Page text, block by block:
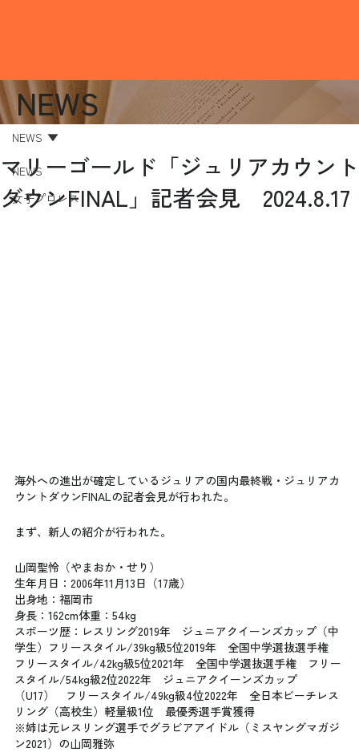
NEWS
女子プロレス
NEWS
マリーゴールド「ジュリアカウント
ダウンFINAL」記者会見 2024.8.17
海外への進出が確定しているジュリアの国内最終戦・ジュリアカ
ウントダウンFINALの記者会見が行われた。
まず、新人の紹介が行われた。
山岡聖怜（やまおか・せり）
生年月日：2006年11月13日（17歳）
出身地：福岡市
身長：162cm体重：54kg
スポーツ歴：レスリング2019年　ジュニアクイーンズカップ（中
学生）フリースタイル/39kg級5位2019年　全国中学選抜選手権
フリースタイル/42kg級5位2021年　全国中学選抜選手権　フリー
スタイル/54kg級2位2022年　ジュニアクイーンズカップ
（U17）　フリースタイル/49kg級4位2022年　全日本ビーチレス
リング（高校生）軽量級1位　最優秀選手賞獲得
※姉は元レスリング選手でグラビアアイドル（ミスヤングマガジ
ン2021）の山岡雅弥
NEWS